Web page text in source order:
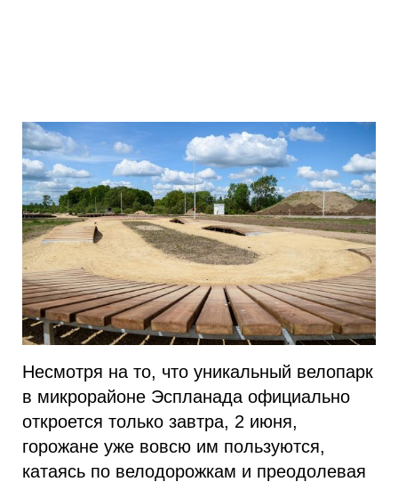
Несмотря на то, что уникальный велопарк
в микрорайоне Эспланада официально
откроется только завтра, 2 июня,
горожане уже вовсю им пользуются,
катаясь по велодорожкам и преодолевая